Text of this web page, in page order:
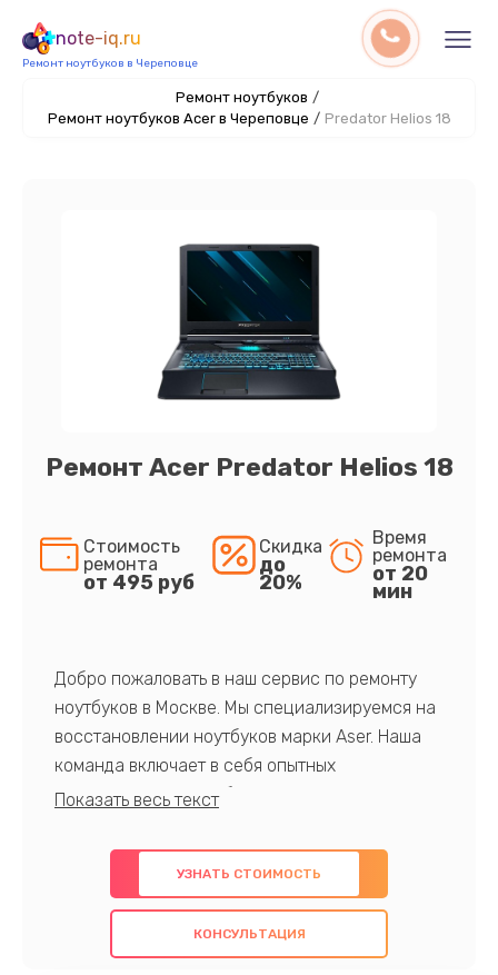
note-iq.ru
Ремонт ноутбуков в Череповце
Ремонт ноутбуков /
Ремонт ноутбуков Acer в Череповце / Predator Helios 18
Ремонт Acer Predator Helios 18
Стоимость
ремонта
от 495 руб
Скидка
до
20%
Время
ремонта
от 20
мин
Добро пожаловать в наш сервис по ремонту
ноутбуков в Москве. Мы специализируемся на
восстановлении ноутбуков марки Aser. Наша
команда включает в себя опытных
профессионалов с обширными знаниями и
предлагаем быстрый и качественный ремонт с
использованием оригинальных компонентов, а
также гарантируем качество всех
проведенных работ. Наша цель - предоставить
УЗНАТЬ СТОИМОСТЬ
КОНСУЛЬТАЦИЯ